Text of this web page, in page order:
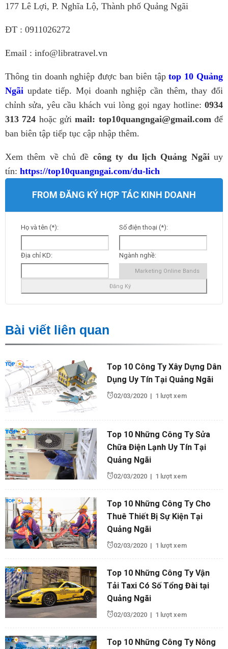
177 Lê Lợi, P. Nghĩa Lộ, Thành phố Quảng Ngãi
ĐT : 0911026272
Email : info@libratravel.vn
Thông tin doanh nghiệp được ban biên tậptop 10 Quảng
Ngãi update tiếp. Mọi doanh nghiệp cần thêm, thay đổi
chỉnh sửa, yêu cầu khách vui lòng gọi ngay hotline: 0934
313 724 hoặc gửimail: top10quangngai@gmail.comđể
ban biên tập tiếp tục cập nhập thêm.
Xem thêm về chủ đề công ty du lịch Quảng Ngãiuy
tín: https://top10quangngai.com/du-lich
FROM ĐĂNG KÝ HỢP TÁC KINH DOANH
Họ và tên (*): Số điện thoại (*):
Địa chỉ KD: Ngành nghề:
Bài viết liên quan
Top 10 Công Ty Xây Dựng Dân
Dụng Uy Tín Tại Quảng Ngãi
02/03/2020 | 1 lượt xem
Top 10 Những Công Ty Sửa
Chữa Điện Lạnh Uy Tín Tại
Quảng Ngãi
02/03/2020 | 1 lượt xem
Top 10 Những Công Ty Cho
Thuê Thiết Bị Sự Kiện Tại
Quảng Ngãi
02/03/2020 | 1 lượt xem
Top 10 Những Công Ty Vận
Tải Taxi Có Số Tổng Đài tại
Quảng Ngãi
02/03/2020 | 1 lượt xem
Top 10 Những Công Ty Nông